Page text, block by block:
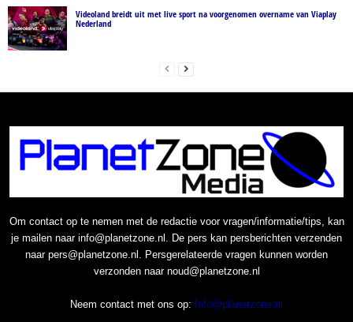
Videoland breidt uit met live sport na voorgenomen overname van Viaplay
Nederland
Om contact op te nemen met de redactie voor vragen/informatie/tips, kan
je mailen naar info@planetzone.nl. De pers kan persberichten verzenden
naar pers@planetzone.nl. Persgerelateerde vragen kunnen worden
verzonden naar noud@planetzone.nl
Neem contact met ons op: Info@planetzone.nl